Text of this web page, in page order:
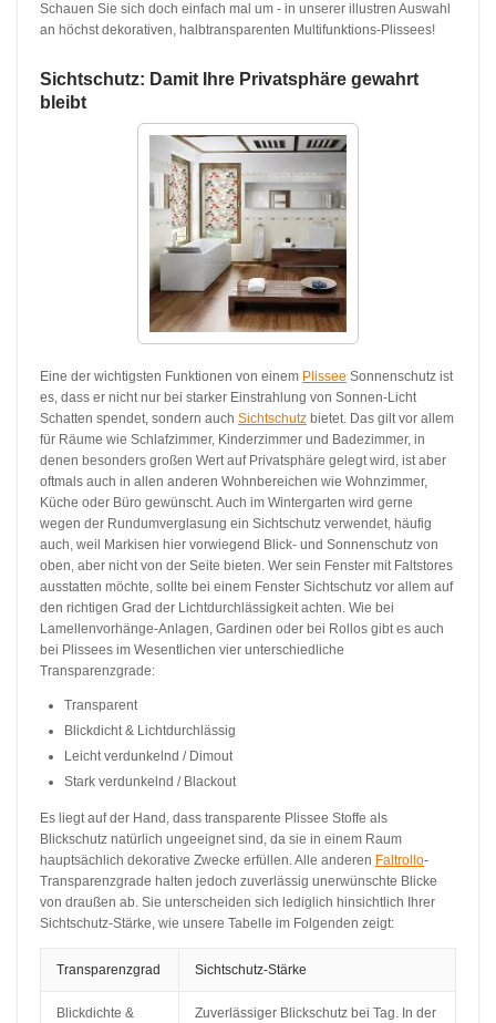
Schauen Sie sich doch einfach mal um - in unserer illustren Auswahl
an höchst dekorativen, halbtransparenten Multifunktions-Plissees!
Sichtschutz: Damit Ihre Privatsphäre gewahrt
bleibt
Eine der wichtigsten Funktionen von einem Plissee Sonnenschutz ist
es, dass er nicht nur bei starker Einstrahlung von Sonnen-Licht
Schatten spendet, sondern auch Sichtschutz bietet. Das gilt vor allem
für Räume wie Schlafzimmer, Kinderzimmer und Badezimmer, in
denen besonders großen Wert auf Privatsphäre gelegt wird, ist aber
oftmals auch in allen anderen Wohnbereichen wie Wohnzimmer,
Küche oder Büro gewünscht. Auch im Wintergarten wird gerne
wegen der Rundumverglasung ein Sichtschutz verwendet, häufig
auch, weil Markisen hier vorwiegend Blick- und Sonnenschutz von
oben, aber nicht von der Seite bieten. Wer sein Fenster mit Faltstores
ausstatten möchte, sollte bei einem Fenster Sichtschutz vor allem auf
den richtigen Grad der Lichtdurchlässigkeit achten. Wie bei
Lamellenvorhänge-Anlagen, Gardinen oder bei Rollos gibt es auch
bei Plissees im Wesentlichen vier unterschiedliche
Transparenzgrade:
Transparent
Blickdicht & Lichtdurchlässig
Leicht verdunkelnd / Dimout
Stark verdunkelnd / Blackout
Es liegt auf der Hand, dass transparente Plissee Stoffe als
Blickschutz natürlich ungeeignet sind, da sie in einem Raum
hauptsächlich dekorative Zwecke erfüllen. Alle anderen Faltrollo-
Transparenzgrade halten jedoch zuverlässig unerwünschte Blicke
von draußen ab. Sie unterscheiden sich lediglich hinsichtlich Ihrer
Sichtschutz-Stärke, wie unsere Tabelle im Folgenden zeigt:
Transparenzgrad Sichtschutz-Stärke
Blickdichte &
Zuverlässiger Blickschutz bei Tag. In der